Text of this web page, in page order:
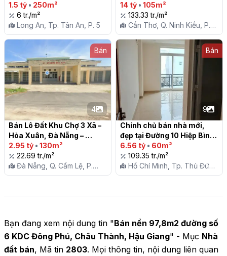
1.5 tỷ • 250m²
6 tr./m²
Long An, Tp. Tân An, P. 5
14 tỷ • 105m²
133.33 tr./m²
Cần Thơ, Q. Ninh Kiều, P.
Hưng Lợi
Bán
4
Bán Lô Đất Khu Chợ 3 Xã –
Hòa Xuân, Đà Nẵng –
130m2 – Ngang 6m Đẹp
2.95 tỷ • 130m²
22.69 tr./m²
Đà Nẵng, Q. Cẩm Lệ, P.
Hòa Xuân
Bán
9
Chính chủ bán nhà mới,
đẹp tại Đường 10 Hiệp Bình
Phước, TP. Thủ Đức
6.56 tỷ • 60m²
109.35 tr./m²
Hồ Chí Minh, Tp. Thủ Đức,
P. Hiệp Bình Phước
Bạn đang xem nội dung tin "Bán nền 97,8m2 đường số
6 KDC Đông Phú, Châu Thành, Hậu Giang" - Mục Nhà
đất bán, Mã tin 2803. Mọi thông tin, nội dung liên quan